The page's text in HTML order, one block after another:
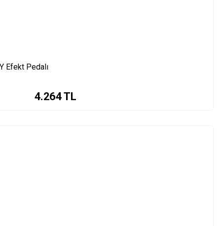
Efekt Pedalı
4.264TL